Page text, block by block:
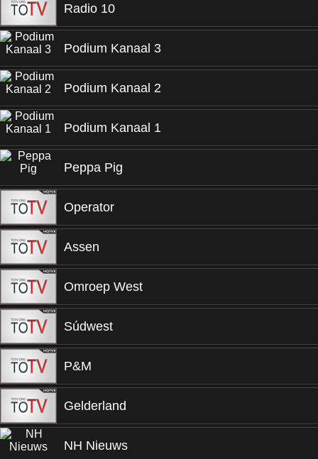
Radio 10
Podium Kanaal 3
Podium Kanaal 2
Podium Kanaal 1
Peppa Pig
Operator
Assen
Omroep West
Súdwest
P&M
Gelderland
NH Nieuws